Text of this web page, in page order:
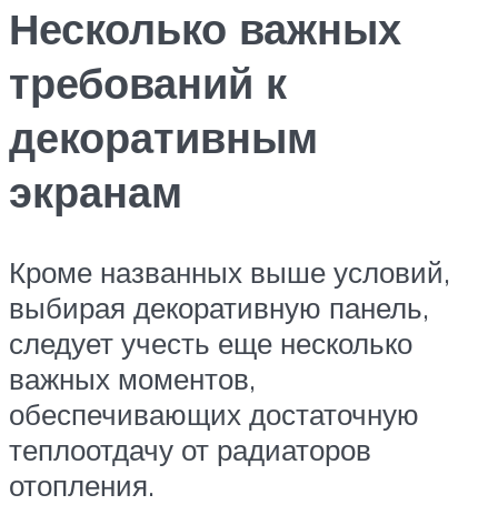
Несколько важных
требований к
декоративным
экранам
Кроме названных выше условий,
выбирая декоративную панель,
следует учесть еще несколько
важных моментов,
обеспечивающих достаточную
теплоотдачу от радиаторов
отопления.